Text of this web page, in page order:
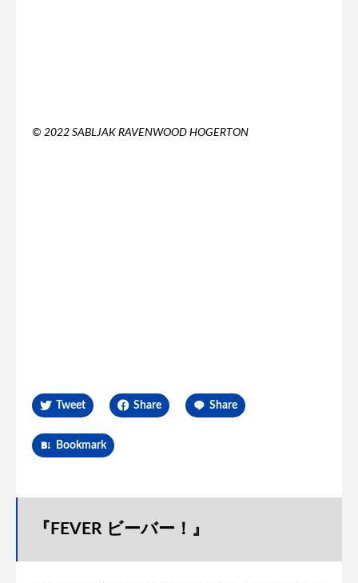
© 2022 SABLJAK RAVENWOOD HOGERTON
Tweet Share Share
Bookmark
『FEVER ビーバー！』